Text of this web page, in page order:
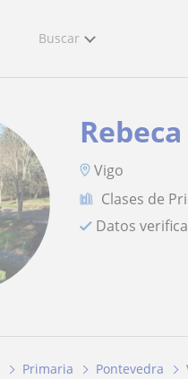
Buscar
Rebeca
Vigo
Clases de
Datos
Primaria Pontevedra